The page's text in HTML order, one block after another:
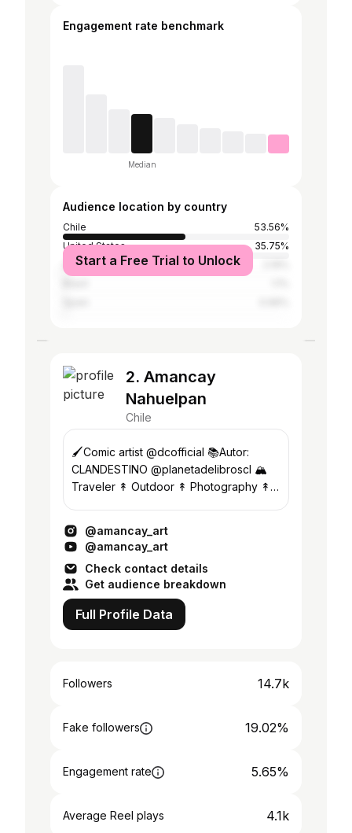
Engagement rate benchmark
Median
Audience location by country
Chile
53.56%
United States
35.75%
Australia
Start a Free Trial to Unlock
2. Amancay
Nahuelpan
Chile
🖌Comic artist @dcofficial 📚Autor:
CLANDESTINO @planetadelibroscl 🏔
Traveler ↟ Outdoor ↟ Photography ↟
@amancay_art
@amancay_art
Check contact details
Get audience breakdown
Full Profile Data
Followers 14.7k
Fake followers 19.02%
Engagement rate 5.65%
Average Reel plays 4.1k